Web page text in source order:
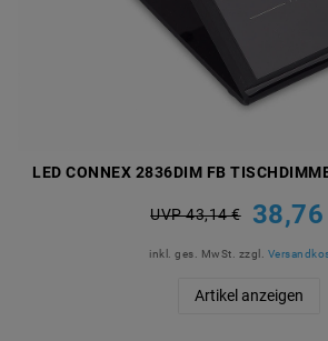
LED CONNEX 2836DIM FB
UVP 43,14 €
inkl. ges. MwSt. zzgl.
Artikel anzeigen